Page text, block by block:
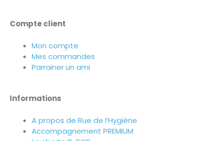
Compte client
Mon compte
Mes commandes
Parrainer un ami
Informations
A propos de Rue de l’Hygiène
Accompagnement PREMIUM